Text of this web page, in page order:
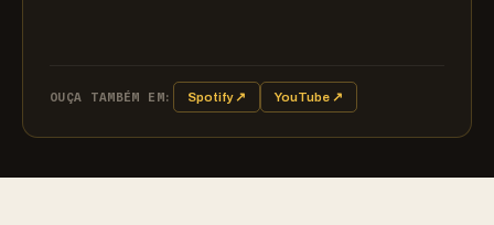
OUÇA TAMBÉM EM: Spotify ↗ YouTube ↗